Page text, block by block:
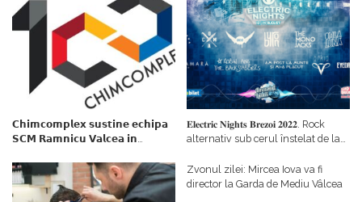
𝗖𝗵𝗶𝗺𝗰𝗼𝗺𝗽𝗹𝗲𝘅 𝘀𝘂𝘀𝘁𝗶𝗻𝗲 𝗲𝗰𝗵𝗶𝗽𝗮
𝗦𝗖𝗠 𝗥𝗮𝗺𝗻𝗶𝗰𝘂 𝗩𝗮𝗹𝗰𝗲𝗮 𝗶𝗻
𝗳𝗶𝗻𝗮𝗻𝘁𝗮𝘁𝗼𝗿
𝐄𝐥𝐞𝐜𝐭𝐫𝐢𝐜 𝐍𝐢𝐠𝐡𝐭𝐬 𝐁𝐫𝐞𝐳𝐨𝐢 𝟐𝟎𝟐𝟐. Rock
alternativ sub cerul înstelat de la
Zvonul zilei: Mircea Iova va fi
director la Garda de Mediu Vâlcea